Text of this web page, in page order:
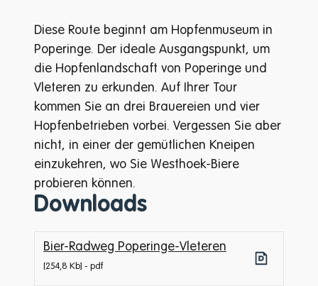
Diese Route beginnt am Hopfenmuseum in
Poperinge. Der ideale Ausgangspunkt, um
die Hopfenlandschaft von Poperinge und
Vleteren zu erkunden. Auf Ihrer Tour
kommen Sie an drei Brauereien und vier
Hopfenbetrieben vorbei. Vergessen Sie aber
nicht, in einer der gemütlichen Kneipen
einzukehren, wo Sie Westhoek-Biere
probieren können.
Downloads
Bier-Radweg Poperinge-Vleteren
254,8 Kb pdf